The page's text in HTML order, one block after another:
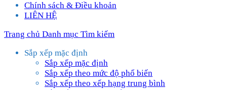
Chính sách & Điều khoản
LIÊN HỆ
Trang chủ Danh mục Tìm kiếm
Sắp xếp mặc định
Sắp xếp mặc định
Sắp xếp theo mức độ phổ biến
Sắp xếp theo xếp hạng trung bình